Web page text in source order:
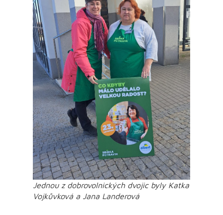
Jednou z dobrovolnických dvojic byly Katka
Vojkůvková a Jana Landerová